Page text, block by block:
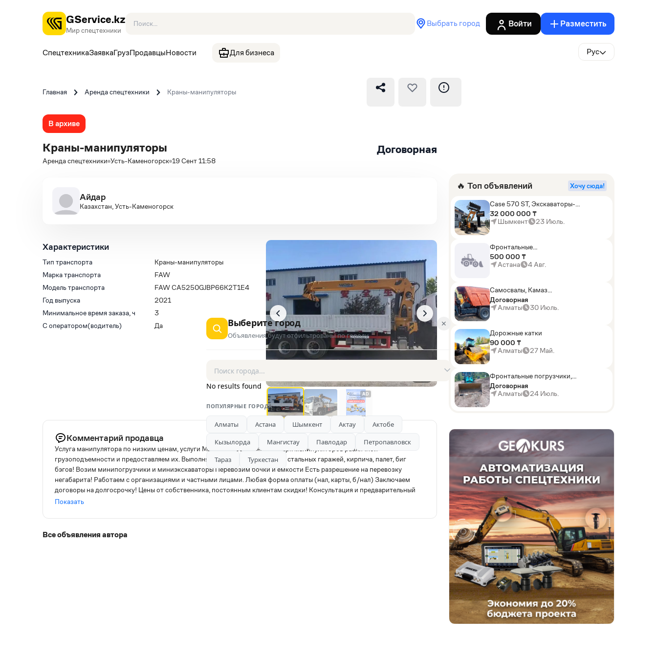
GService.kz
Мир спецтехники
Выбрать город Войти Разместить
СпецтехникаЗаявкаГрузПродавцыНовости Для бизнеса Рус
Главная Аренда спецтехники Краны-манипуляторы
В архиве
Краны-манипуляторы
Аренда спецтехники Усть-Каменогорск 19 Сент 11:58
Договорная
Айдар
Казахстан, Усть-Каменогорск
Характеристики
Тип транспорта
Краны-манипуляторы
Марка транспорта
FAW
Модель транспорта
FAW CA5250GJBP66K2T1E4
Год выпуска
2021
Минимальное время заказа, ч
3
С оператором(водитель)
Да
AD
Комментарий продавца
Услуга манипулятора по низким ценам, услуги Мы имеем собственный парк манипуляторов различной
грузоподъемности и предоставляем их. Выполняем погрузку и перевозку стальных гаражей, кирпича, палет, биг
бэгов! Возим минипогрузчики и миниэкскаваторы Перевозим бочки и ёмкости Есть разрешение на перевозку
негабарита! Работаем с организациями и частными лицами. Любая форма оплаты (нал, карты, б/нал) Заключаем
договоры на долгосрочку! Цены от собственника, постоянным клиентам скидки! Консультация и предварительный
расчёт- бесплатно! Звоните!
Показать
Все объявления автора
🔥 Топ объявлений Хочу сюда!
Case 570 ST, Экскаваторы-
погрузчики
32 000 000 ₸
Шымкент
23 Июль.
Фронтальные
погрузчики,Экскаваторы-
погрузчики,Мини-
погрузчики,Горные
500 000 ₸
Астана
4 Авг.
Самосвалы, Камаз
АГП-29РТ (шасси
KАМАЗ-43114 6x6)
Договорная
Алматы
30 Июль.
Дорожные катки
90 000 ₸
Алматы
27 Май.
Фронтальные погрузчики,
Sunward ZYJ 320
Договорная
Алматы
24 Июль.
✕
Выберите город
Объявления будут отфильтрованы по городу
No results found
ПОПУЛЯРНЫЕ ГОРОДА
Алматы Астана Шымкент Актау
Актобе
Кызылорда
Мангистау Павлодар
Петропавловск
Тараз
Туркестан